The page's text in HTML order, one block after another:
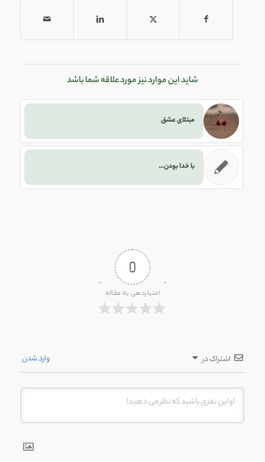
شاید این موارد نیز مورد علاقه شما باشد
مبتلای عشق
با خدا بودن…
0
امتیازدهی به مقاله
اشتراک در وارد شدن